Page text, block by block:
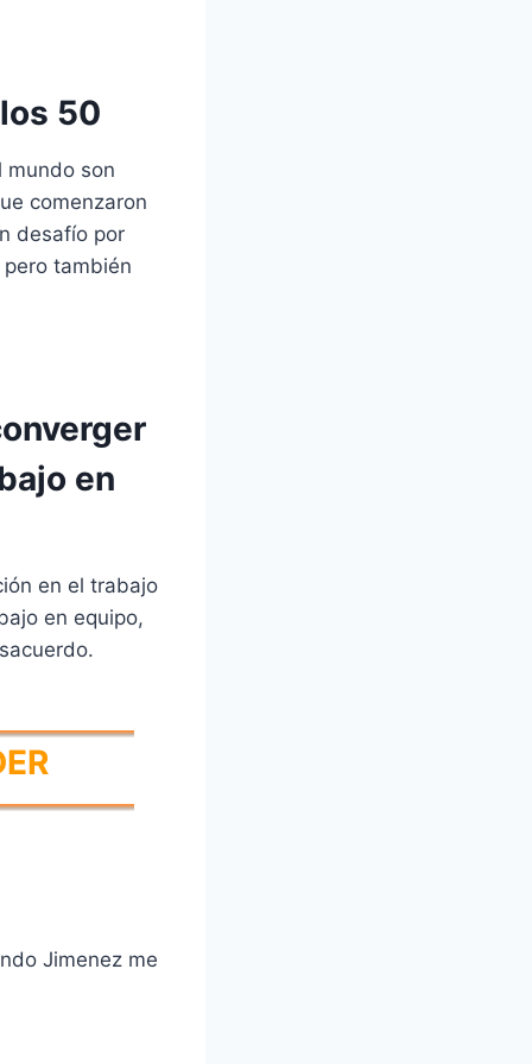
50
mundo son
comenzaron
desafío por
también
en
en el trabajo
en equipo,
Jimenez me